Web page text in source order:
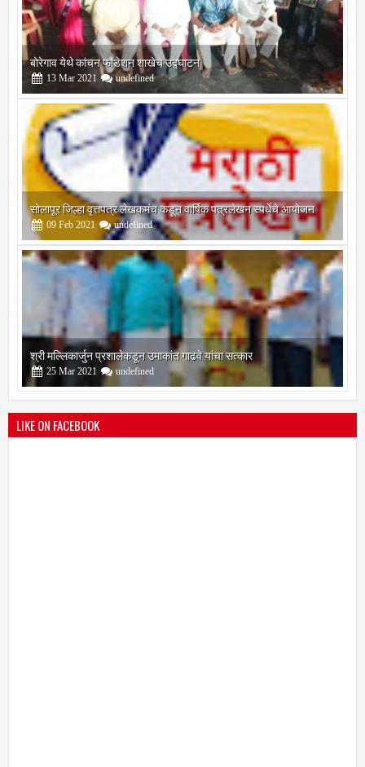
बोरेगाव येथे कांचन फौंडेशन शाखेचे उद्घाटन
Mar 2021 undefined
सोलापूर जिल्हा वृत्तपत्र लेखकमंच कडून वार्षिक पत्रलेखन स्पर्धेचे आयोजन
09 Feb undefined
श्री मल्लिकार्जुन प्रशालेकडून उमाकांत गाढवे यांचा सत्कार
25 Mar 2021 undefined
LIKE ON FACEBOOK